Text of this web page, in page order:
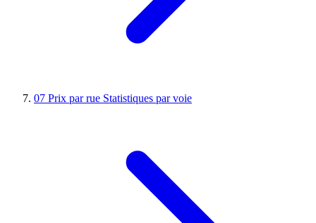
07 Prix par rue Statistiques par voie